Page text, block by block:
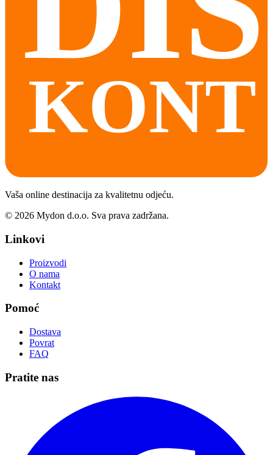
Vaša online destinacija za kvalitetnu odjeću.
© 2026 Mydon d.o.o. Sva prava zadržana.
Linkovi
Proizvodi
O nama
Kontakt
Pomoć
Dostava
Povrat
FAQ
Pratite nas